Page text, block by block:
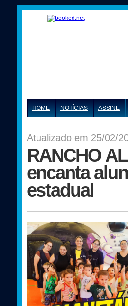
HOME NOTÍCIAS ASSINE
Atualizado em 25/02/
RANCHO
encanta
estadual